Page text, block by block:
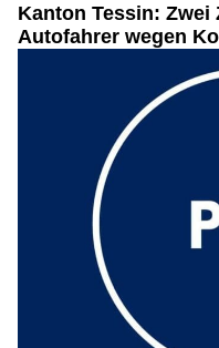
Kanton Tessin: Zwei
Autofahrer wegen